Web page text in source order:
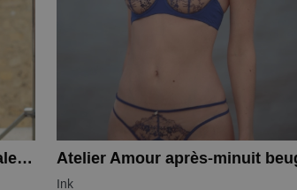
Atelier Amour après-minuit bralette
Ink